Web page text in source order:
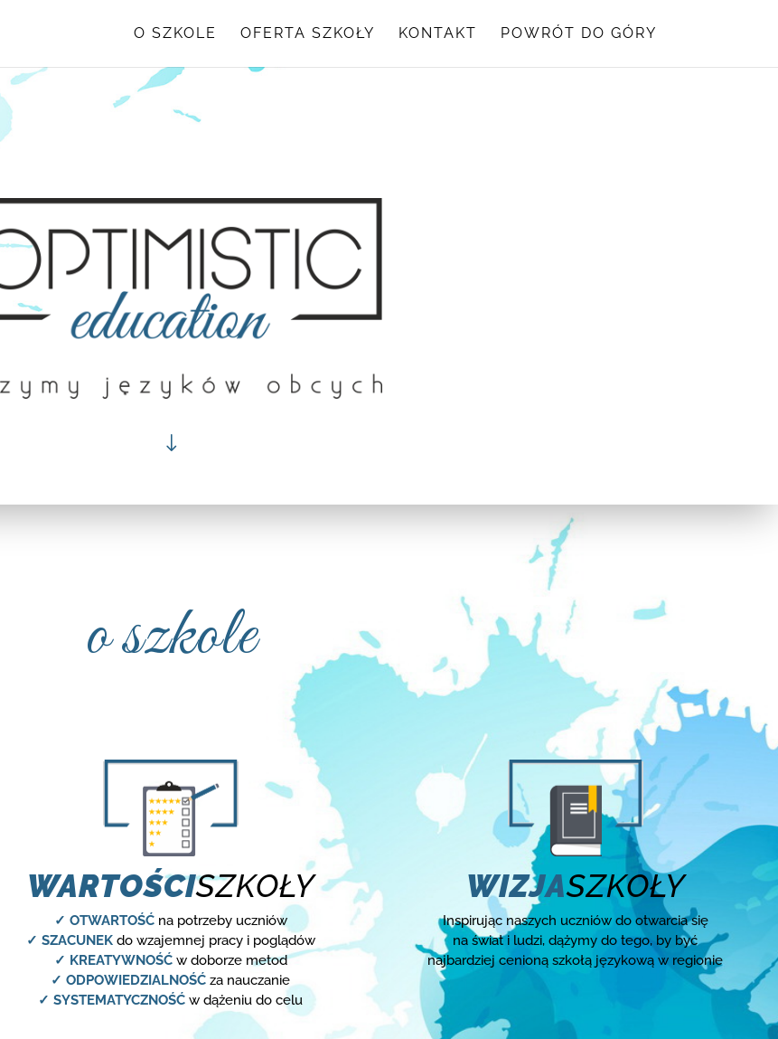
O SZKOLE OFERTA SZKOŁY KONTAKT POWRÓT DO GÓRY
"
o szkole
WARTOŚCISZKOŁY
✓ OTWARTOŚĆna potrzeby uczniów
✓ SZACUNEKdo wzajemnej pracy i poglądów
✓ KREATYWNOŚĆw doborze metod
✓ ODPOWIEDZIALNOŚĆ za nauczanie
✓ SYSTEMATYCZNOŚĆ w dążeniu do celu
WIZJASZKOŁY
Inspirując naszych uczniów do otwarcia się
na świat i ludzi, dążymy do tego, by być
najbardziej cenioną szkołą językową w regionie